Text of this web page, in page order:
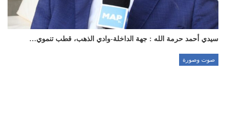
سيدي أحمد حرمة الله : جهة الداخلة-وادي الذهب، قطب تنموي…
صوت وصورة